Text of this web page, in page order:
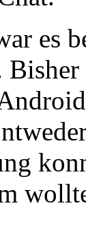
es